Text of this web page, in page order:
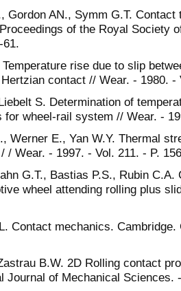
Gordon AN., Symm G.T.
of the Royal Society
61.
rise due to slip
contact // Wear. - 1980. -
S. Determination of
for wheel-rail system // Wear. -
Werner E., Yan W.Y. Thermal
/ Wear. - 1997. - Vol. 211. - P.
G.T., Bastias P.S., Rubin
wheel attending rolling plus
Contact mechanics.
B.W. 2D Rolling contact
Journal of Mechanical Sciences.